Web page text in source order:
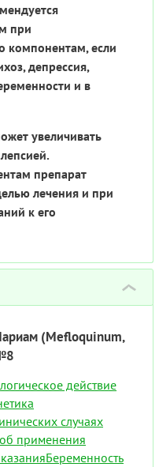
при
компонентам, если
депрессия,
и в
увеличивать
препарат
лечения и при
к его
›
(Mefloquinum,
действие
случаях
применения
Беременность